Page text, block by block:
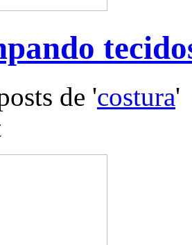
de 'costura'